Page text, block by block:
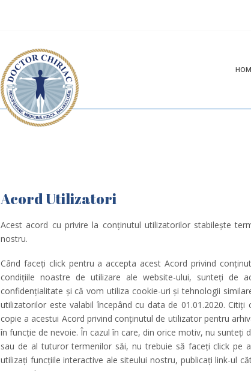
Acord Utilizatori
Acest acord cu privire la conținutul utilizatorilor stabilește
nostru.
Când faceți click pentru a accepta acest Acord privind
condițiile noastre de utilizare ale website-ului, sunteți
confidențialitate și că vom utiliza cookie-uri și tehnologii
utilizatorilor este valabil începând cu data de 01.01.2020.
copie a acestui Acord privind conținutul de utilizator pentru
în funcție de nevoie. În cazul în care, din orice motiv, nu
sau de al tuturor termenilor săi, nu trebuie să faceți click pe
utilizați funcțiile interactive ale siteului nostru, publicați link-ul